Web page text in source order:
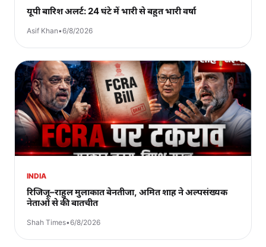
यूपी बारिश अलर्ट: 24 घंटे में भारी से बहुत भारी वर्षा
Asif Khan•6/8/2026
INDIA
रिजिजू–राहुल मुलाकात बेनतीजा, अमित शाह ने अल्पसंख्यक
नेताओं से की बातचीत
Shah Times•6/8/2026